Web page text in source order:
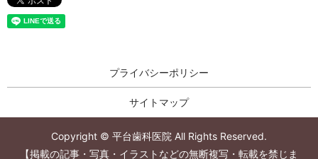
プライバシーポリシー
サイトマップ
Copyright © 平台歯科医院 All Rights Reserved.
【掲載の記事・写真・イラストなどの無断複写・転載を禁じま